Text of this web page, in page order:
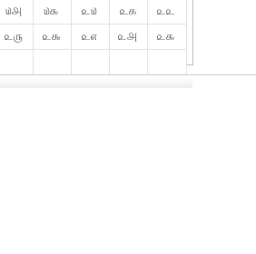
௰௮ ௰௯ ௨௰ ௨௧
௨௨
௨௫ ௨௬ ௨௭ ௨௮
௨௯